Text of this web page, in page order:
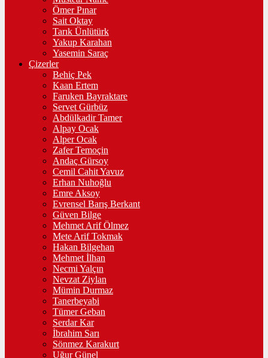
Ömer Pınar
Sait Oktay
Tarık Ünlütürk
Yakup Karahan
Yasemin Saraç
Çizerler
Behiç Pek
Kaan Ertem
Faruken Bayraktare
Servet Gürbüz
Abdülkadir Tamer
Alpay Ocak
Alper Ocak
Zafer Temoçin
Andaç Gürsoy
Cemil Cahit Yavuz
Erhan Nuhoğlu
Emre Aksoy
Evrensel Barış Berkant
Güven Bilge
Mehmet Arif Ölmez
Mete Arif Tokmak
Hakan Bilgehan
Mehmet İlhan
Necmi Yalçın
Nevzat Ziylan
Mümin Durmaz
Tanerbeyabi
Tümer Geban
Serdar Kar
İbrahim Sarı
Sönmez Karakurt
Uğur Günel